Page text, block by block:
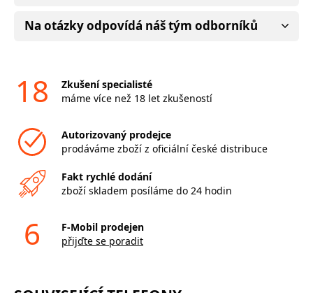
Na otázky odpovídá náš tým odborníků
18
Zkušení specialisté
máme více než 18 let zkušeností
Autorizovaný prodejce
prodáváme zboží z oficiální české distribuce
Fakt rychlé dodání
zboží skladem posíláme do 24 hodin
6
F-Mobil prodejen
přijďte se poradit